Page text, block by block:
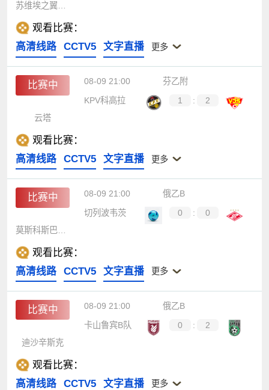
苏维埃之翼B队
观看比赛：
高清线路
CCTV5 文字直播 更多
比赛中 08-09 21:00
芬乙附
KPV科高拉
1 :
2
云塔
观看比赛：
高清线路
CCTV5 文字直播 更多
比赛中 08-09 21:00
俄乙B
切列波韦茨
0 :
0
观看比赛：
高清线路
CCTV5 文字直播 更多
比赛中 08-09 21:00
俄乙B
卡山鲁宾B队
0 :
2
迪沙辛斯克
观看比赛：
高清线路
CCTV5 文字直播 更多